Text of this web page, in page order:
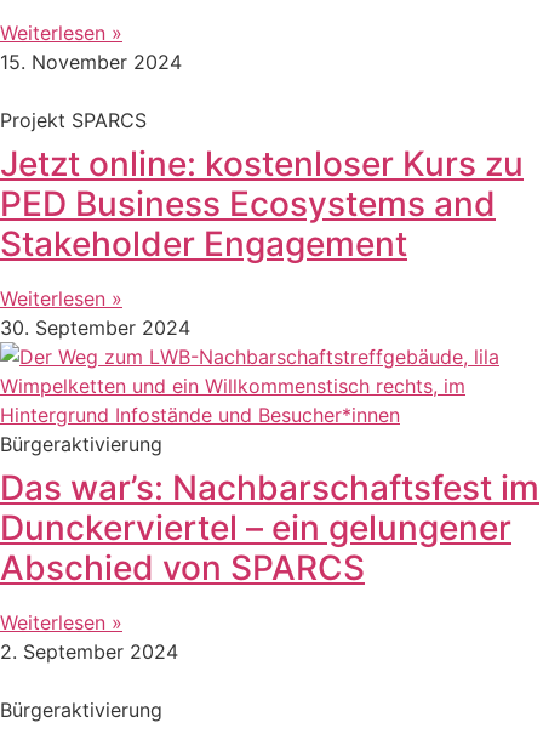
Weiterlesen »
15. November 2024
Projekt SPARCS
Jetzt online: kostenloser Kurs zu
PED Business Ecosystems and
Stakeholder Engagement
Weiterlesen »
30. September 2024
Bürgeraktivierung
Das war’s: Nachbarschaftsfest im
Dunckerviertel – ein gelungener
Abschied von SPARCS
Weiterlesen »
2. September 2024
Bürgeraktivierung